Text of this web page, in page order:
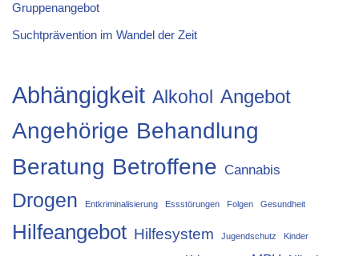
Gruppenangebot
Suchtprävention im Wandel der Zeit
Abhängigkeit Alkohol Angebot
Angehörige Behandlung
Beratung Betroffene Cannabis
Drogen Entkriminalisierung Essstörungen Folgen Gesundheit
Hilfeangebot Hilfesystem Jugendschutz Kinder